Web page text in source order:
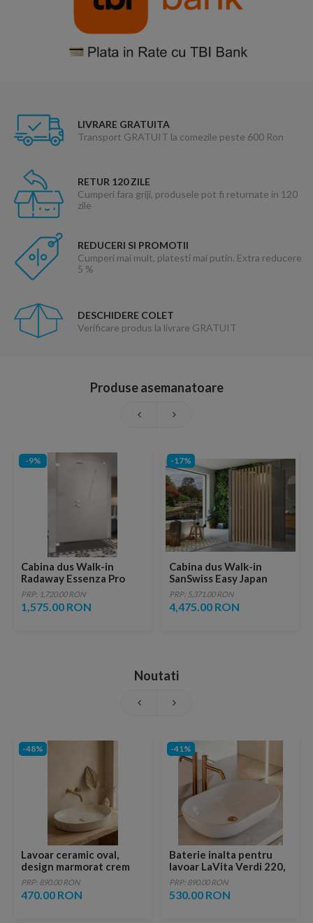
LIVRARE GRATUITA
Transport GRATUIT la comezile peste 600 Ron
RETUR 120 ZILE
Cumperi fara griji, produsele pot fi returnate in 120
zile
REDUCERI SI PROMOTII
Cumperi mai mult, platesti mai putin. Extra reducere
5 %
DESCHIDERE COLET
Verificare produs la livrare GRATUIT
Produse asemanatoare
-9%
Cabina dus Walk-in
Radaway Essenza Pro
White 70x200 cm
PRP: 1,720.00 RON
1,575.00 RON
-17%
Cabina dus Walk-in
SanSwiss Easy Japan
STR4P 120xH200 cm,
profil crom
PRP: 5,371.00 RON
4,475.00 RON
Noutati
-48%
Lavoar ceramic oval,
design marmorat crem
lucios cu vene aurii,
ventil inclus
PRP: 890.00 RON
470.00 RON
-41%
Baterie inalta pentru
lavoar LaVita Verdi 220,
fara ventil, brushed
copper
PRP: 890.00 RON
530.00 RON